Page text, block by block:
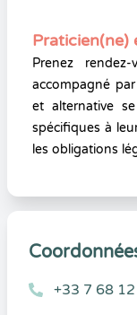
Praticien(ne)
Prenez
accompagné
et alternative
spécifiques à
les obligations
+33 7 68